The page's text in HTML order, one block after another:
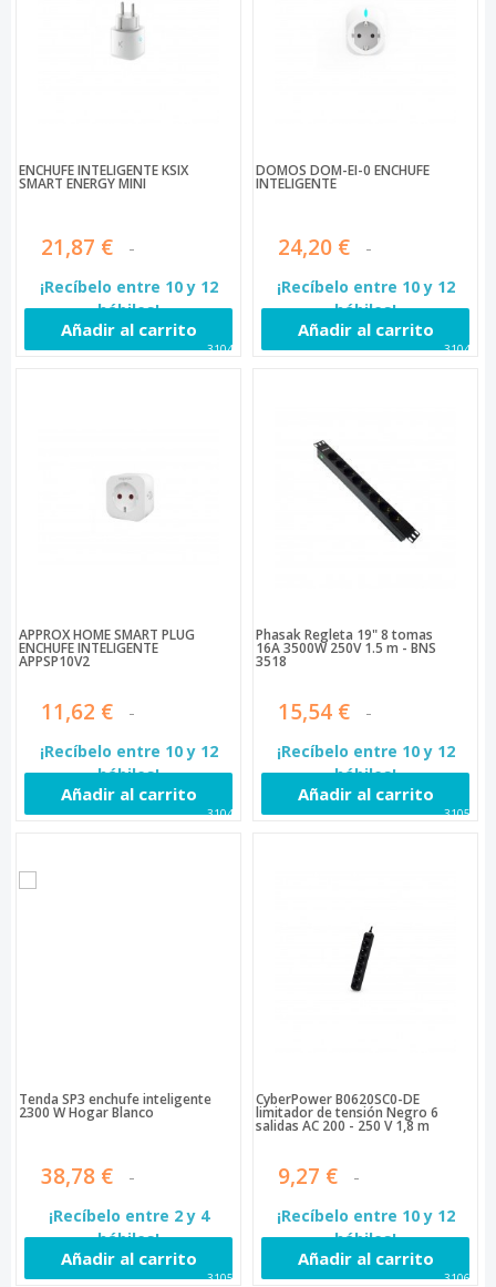
ENCHUFE INTELIGENTE KSIX
SMART ENERGY MINI
21,87 €
¡Recíbelo entre 10 y 12
hábiles!
Añadir al carrito
31044
DOMOS DOM-EI-0 ENCHUFE
INTELIGENTE
24,20 €
¡Recíbelo entre 10 y 12
hábiles!
Añadir al carrito
31045
APPROX HOME SMART PLUG
ENCHUFE INTELIGENTE
APPSP10V2
11,62 €
¡Recíbelo entre 10 y 12
hábiles!
Añadir al carrito
31049
Phasak Regleta 19" 8 tomas
16A 3500W 250V 1.5 m - BNS
3518
15,54 €
¡Recíbelo entre 10 y 12
hábiles!
Añadir al carrito
31052
Tenda SP3 enchufe inteligente
2300 W Hogar Blanco
38,78 €
¡Recíbelo entre 2 y 4
hábiles!
Añadir al carrito
31053
CyberPower B0620SC0-DE
limitador de tensión Negro 6
salidas AC 200 - 250 V 1,8 m
9,27 €
¡Recíbelo entre 10 y 12
hábiles!
Añadir al carrito
31060